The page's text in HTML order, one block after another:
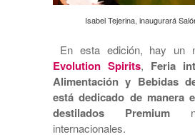
Isabel Tejerina, inaugurará
En esta edición, hay un
Evolution Spirits, Feria
Alimentación y Bebidas
está dedicado de manera
destilados Premium
internacionales.